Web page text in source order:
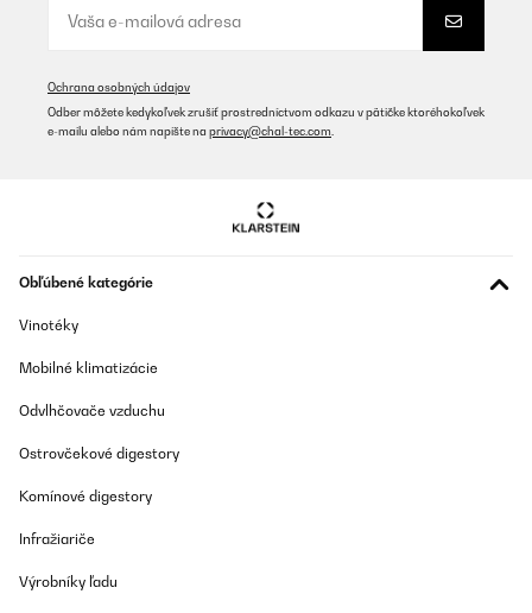
ottimo prodotto, come da foto.
OVERENÁ KONTROLA
Kunststoff und kein Gummi - geringes Springen beim abwerfen -
Negativ: - Farbe leicht rosa, nicht strahlend weiß - Bohrung zu
musste mit einer Pfeile nachjustieren, da aus Vollkunststoff aber
kein Problem (sollte zwingend nachgebessert werden) - 440 mm
(da die Scheiben seltenst in Verbindung mit anderen schweren
nicht auf die vollen 450 mm Durchmesser auszuweiten) Fazit: Wer
ambitionierte Vorstellungen hat, sollte von diesen Scheiben
Ochrana osobných údajov
Odber môžete kedykoľvek zrušiť prostredníctvom odkazu v pätičke ktoréhokoľvek
e-mailu alebo nám napíšte na privacy@chal-tec.com
Obľúbené kategórie
Vinotéky
Mobilné klimatizácie
Odvlhčovače vzduchu
Ostrovčekové digestory
Komínové digestory
Infražiariče
Výrobníky ľadu